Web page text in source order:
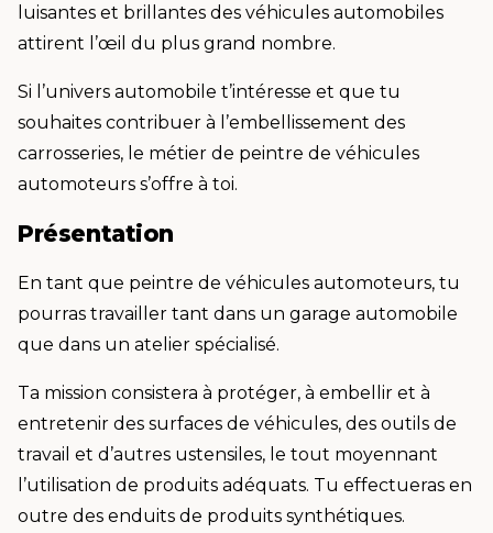
luisantes et brillantes des véhicules automobiles
attirent l’œil du plus grand nombre.
Si l’univers automobile t’intéresse et que tu
souhaites contribuer à l’embellissement des
carrosseries, le métier de peintre de véhicules
automoteurs s’offre à toi.
Présentation
En tant que peintre de véhicules automoteurs, tu
pourras travailler tant dans un garage automobile
que dans un atelier spécialisé.
Ta mission consistera à protéger, à embellir et à
entretenir des surfaces de véhicules, des outils de
travail et d’autres ustensiles, le tout moyennant
l’utilisation de produits adéquats. Tu effectueras en
outre des enduits de produits synthétiques.